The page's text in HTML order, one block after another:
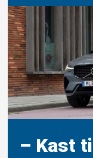
– Kast